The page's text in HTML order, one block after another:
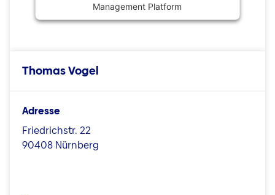
Management Platform
Thomas Vogel
Adresse
Friedrichstr. 22
90408 Nürnberg